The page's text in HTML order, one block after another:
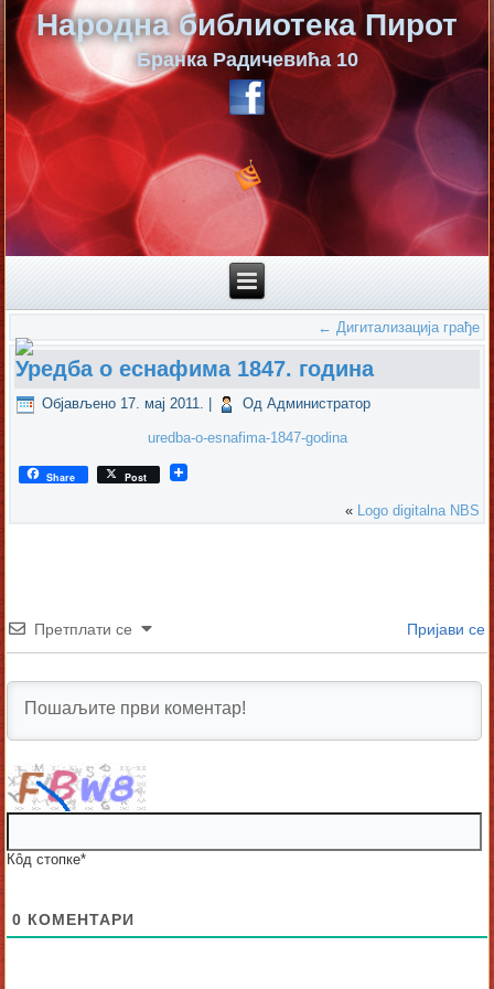
Народна библиотека Пирот
Бранка Радичевића 10
← Дигитализација грађе
Уредба о еснафима 1847. година
Објављено 17. мај 2011. Од Администратор
uredba-o-esnafima-1847-godina
Share Post
« Logo digitalna NBS
Претплати се Пријави се
Кôд стопке*
0 КОМЕНТАРИ